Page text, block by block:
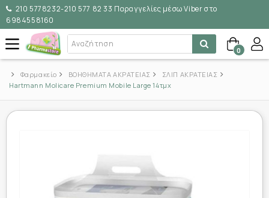
210 5778232-210 577 82 33 Παραγγελίες μέσω Viber στο
6984558160
0
Φαρμακείο ΒΟΗΘΗΜΑΤΑ ΑΚΡΑΤΕΙΑΣ
ΣΛΙΠ ΑΚΡΑΤΕΙΑΣ
Hartmann Molicare Premium Mobile Large 14τμχ